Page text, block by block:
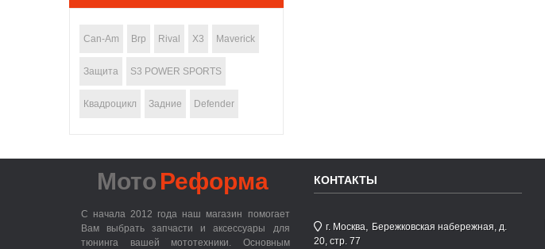
Can-Am Brp Rival X3 Maverick
Защита S3 POWER SPORTS
Квадроцикл Задние Defender
Мото Реформа
С начала 2012 года наш магазин помогает
Вам выбрать запчасти и аксессуары для
тюнинга вашей мототехники. Основным
КОНТАКТЫ
г. Москва, Бережковская набережная, д.
20, стр. 77